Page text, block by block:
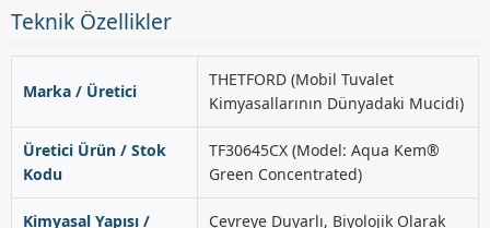
Teknik Özellikler
Marka / Üretici
THETFORD (Mobil Tuvalet
Kimyasallarının Dünyadaki Mucidi)
Üretici Ürün / Stok
Kodu
TF30645CX (Model: Aqua Kem®
Green Concentrated)
Kimyasal Yapısı /
Çevreye Duyarlı, Biyolojik Olarak